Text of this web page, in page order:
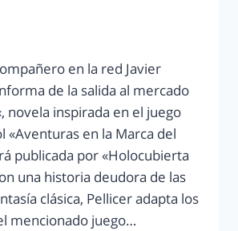
en la red Javier
de la salida al mercado
novela inspirada en el juego
«Aventuras en la Marca del
publicada por «Holocubierta
una historia deudora de las
clásica, Pellicer adapta los
mencionado juego…